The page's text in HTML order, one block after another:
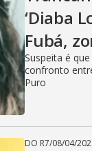
i
d
‘Diaba
Fubá,
Suspeita é
confronto
Puro
DO R7/08/04/